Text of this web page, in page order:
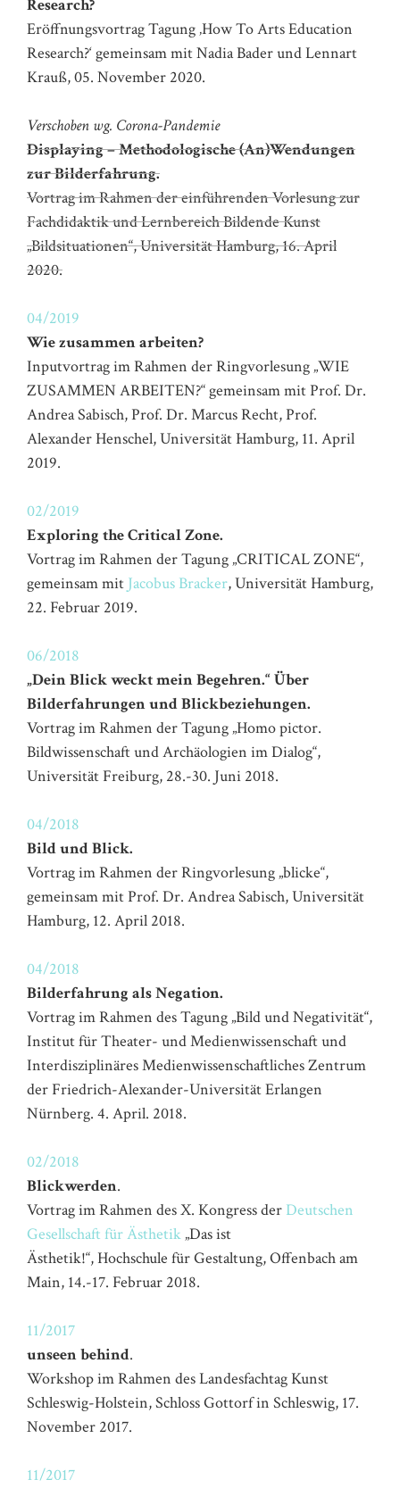
Research?
Eröffnungsvortrag Tagung ‚How To Arts Education
Research?‘gemeinsam mit Nadia Bader und Lennart
Krauß, 05. November 2020.
Verschoben wg. Corona-Pandemie
Displaying – Methodologische (An)Wendungen
zur Bilderfahrung.
Vortrag im Rahmen der einführenden Vorlesung zur
Fachdidaktik und Lernbereich Bildende Kunst
„Bildsituationen“, Universität Hamburg, 16. April
2020.
04/2019
Wie zusammen arbeiten?
Inputvortrag im Rahmen der Ringvorlesung „WIE
ZUSAMMEN ARBEITEN?“ gemeinsam mit Prof. Dr.
Andrea Sabisch, Prof. Dr. Marcus Recht, Prof.
Alexander Henschel, Universität Hamburg, 11. April
2019.
02/2019
Exploring the Critical Zone.
Vortrag im Rahmen der Tagung „CRITICAL ZONE“,
gemeinsam mit Jacobus Bracker, Universität Hamburg,
22. Februar 2019.
06/2018
„Dein Blick weckt mein Begehren.“ Über
Bilderfahrungen undBlickbeziehungen.
Vortrag im Rahmen der Tagung „Homo pictor.
Bildwissenschaft und Archäologien im Dialog“,
Universität Freiburg, 28.-30. Juni 2018.
04/2018
Bild und Blick.
Vortrag im Rahmen der Ringvorlesung „blicke“,
gemeinsam mit Prof. Dr. Andrea Sabisch, Universität
Hamburg, 12. April 2018.
04/2018
Bilderfahrung als Negation.
Vortrag im Rahmen des Tagung „Bild und Negativität“,
Institut für Theater- und Medienwissenschaft und
Interdisziplinäres Medienwissenschaftliches Zentrum
der Friedrich-Alexander-Universität Erlangen
Nürnberg. 4. April. 2018.
02/2018
Blickwerden.
Vortrag im Rahmen desX. Kongress der Deutschen
Gesellschaft für Ästhetik „Das ist
Ästhetik!“, Hochschule für Gestaltung, Offenbach am
Main, 14.-17. Februar 2018.
11/2017
unseen behind.
Workshop im Rahmen des Landesfachtag Kunst
Schleswig-Holstein, Schloss Gottorf in Schleswig, 17.
November 2017.
11/2017